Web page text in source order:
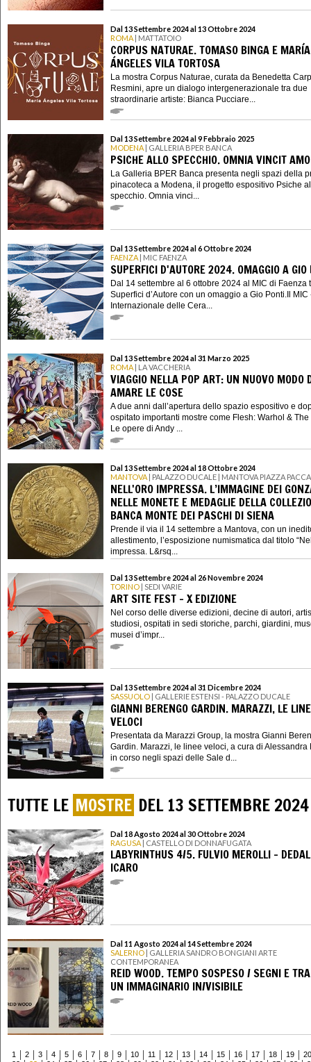
Dal 13 Settembre 2024 al 13 Ottobre 2024
ROMA | MATTATOIO
CORPUS NATURAE. TOMASO BINGA E MARÍA
ÁNGELES VILA TORTOSA
La mostra Corpus Naturae, curata da Benedetta
Resmini, apre un dialogo intergenerazionale tra due
straordinarie artiste: Bianca Pucciare...
Dal 13 Settembre 2024 al 9 Febbraio 2025
MODENA | GALLERIA BPER BANCA
PSICHE ALLO SPECCHIO. OMNIA VINCIT
La Galleria BPER Banca presenta negli spazi della
pinacoteca a Modena, il progetto espositivo Psiche
specchio. Omnia vinci...
Dal 13 Settembre 2024 al 6 Ottobre 2024
FAENZA | MIC FAENZA
SUPERFICI D'AUTORE 2024. OMAGGIO A GIO
Dal 14 settembre al 6 ottobre 2024 al MIC di Faenza
Superfici d’Autore con un omaggio a Gio Ponti.Il MIC
Internazionale delle Cera...
Dal 13 Settembre 2024 al 31 Marzo 2025
ROMA | LA VACCHERIA
VIAGGIO NELLA POP ART: UN NUOVO MODO
AMARE LE COSE
A due anni dall’apertura dello spazio espositivo e
ospitato importanti mostre come Flesh: Warhol & The
Le opere di Andy ...
Dal 13 Settembre 2024 al 18 Ottobre 2024
MANTOVA | PALAZZO DUCALE | MANTOVA PIAZZA
NELL'ORO IMPRESSA. L’IMMAGINE DEI
NELLE MONETE E MEDAGLIE DELLA
BANCA MONTE DEI PASCHI DI SIENA
Prende il via il 14 settembre a Mantova, con un
allestimento, l’esposizione numismatica dal titolo
impressa. L&rsq...
Dal 13 Settembre 2024 al 26 Novembre 2024
TORINO | SEDI VARIE
ART SITE FEST - X EDIZIONE
Nel corso delle diverse edizioni, decine di autori,
studiosi, ospitati in sedi storiche, parchi, giardini,
musei d’impr...
Dal 13 Settembre 2024 al 31 Dicembre 2024
SASSUOLO | GALLERIE ESTENSI - PALAZZO DUCALE
GIANNI BERENGO GARDIN. MARAZZI, LE
VELOCI
Presentata da Marazzi Group, la mostra Gianni
Gardin. Marazzi, le linee veloci, a cura di Alessandra
in corso negli spazi delle Sale d...
TUTTE LE MOSTRE DEL 13 SETTEMBRE 2024
Dal 18 Agosto 2024 al 30 Ottobre 2024
RAGUSA | CASTELLO DI DONNAFUGATA
LABYRINTHUS 4/5. FULVIO MEROLLI –
ICARO
Dal 11 Agosto 2024 al 14 Settembre 2024
SALERNO | GALLERIA SANDRO BONGIANI ARTE
CONTEMPORANEA
REID WOOD. TEMPO SOSPESO / SEGNI E
UN IMMAGINARIO IN/VISIBILE
1 2 3 4 5 6 7 8 9 10 11 12 13 14 15 16 17 18 19
20